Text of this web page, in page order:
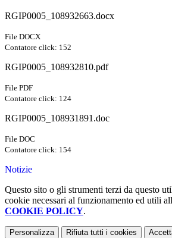
RGIP0005_108932663.docx
File DOCX
Contatore click: 152
RGIP0005_108932810.pdf
File PDF
Contatore click: 124
RGIP0005_108931891.doc
File DOC
Contatore click: 154
Notizie
Questo sito o gli strumenti terzi da questo
cookie necessari al funzionamento ed utili
COOKIE POLICY.
Personalizza Rifiuta tutti i cookies